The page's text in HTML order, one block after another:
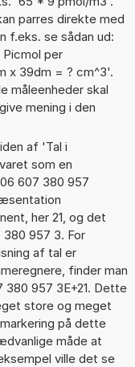
parres direkte med
f.eks. se sådan ud:
per
x 39dm = ? cm^3'.
måleenheder skal
mening i den
af 'Tal i
som en
607 380 957
her 21, og det
380 957 3. For
af tal er
finder man
957 3E+21. Dette
store og meget
på dette
måde at
ville det se